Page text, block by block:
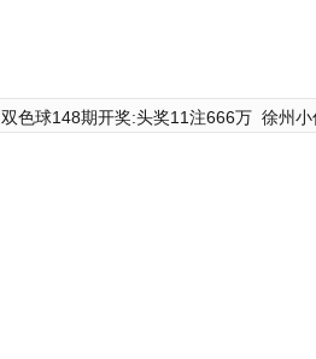
双色球148期开奖:头奖11注666万 徐州